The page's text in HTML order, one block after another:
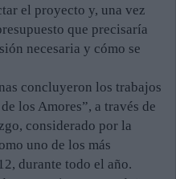
el proyecto y, una vez
que precisaría
necesaria y cómo se
concluyeron los trabajos
los Amores”, a través de
considerado por la
uno de los más
durante todo el año.